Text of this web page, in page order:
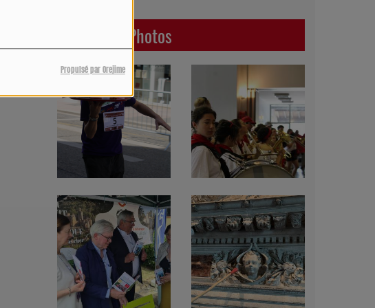
Propulsé par Orejime
Dernières Photos